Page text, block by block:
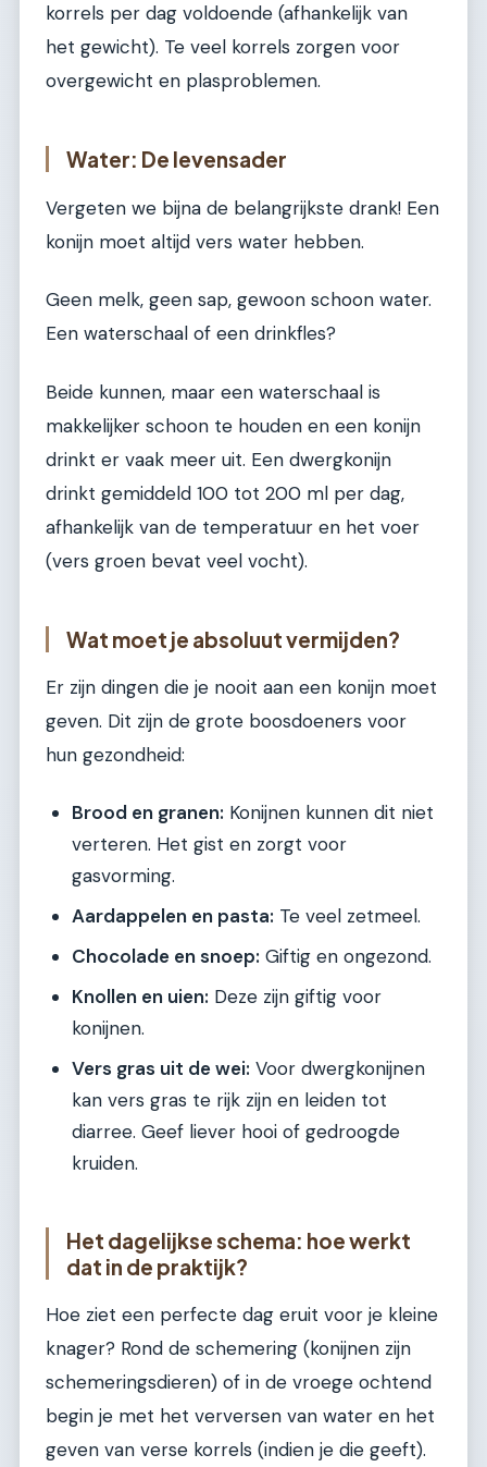
korrels per dag voldoende (afhankelijk van
het gewicht). Te veel korrels zorgen voor
overgewicht en plasproblemen.
Water: De levensader
Vergeten we bijna de belangrijkste drank! Een
konijn moet altijd vers water hebben.
Geen melk, geen sap, gewoon schoon water.
Een waterschaal of een drinkfles?
Beide kunnen, maar een waterschaal is
makkelijker schoon te houden en een konijn
drinkt er vaak meer uit. Een dwergkonijn
drinkt gemiddeld 100 tot 200 ml per dag,
afhankelijk van de temperatuur en het voer
(vers groen bevat veel vocht).
Wat moet je absoluut vermijden?
Er zijn dingen die je nooit aan een konijn moet
geven. Dit zijn de grote boosdoeners voor
hun gezondheid:
Brood en granen: Konijnen kunnen dit niet
verteren. Het gist en zorgt voor
gasvorming.
Aardappelen en pasta: Te veel zetmeel.
Chocolade en snoep: Giftig en ongezond.
Knollen en uien: Deze zijn giftig voor
konijnen.
Vers gras uit de wei: Voor dwergkonijnen
kan vers gras te rijk zijn en leiden tot
diarree. Geef liever hooi of gedroogde
kruiden.
Het dagelijkse schema: hoe werkt
dat in de praktijk?
Hoe ziet een perfecte dag eruit voor je kleine
knager? Rond de schemering (konijnen zijn
schemeringsdieren) of in de vroege ochtend
begin je met het verversen van water en het
geven van verse korrels (indien je die geeft).